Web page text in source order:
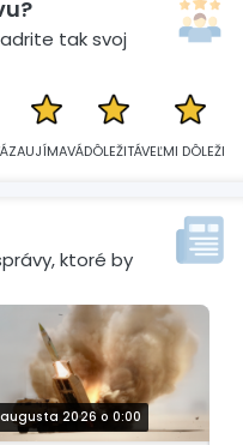
tak svoj
ZAUJÍMAVÁDÔLEŽITÁVEĽMI DÔLEŽITÁ
ktoré by
2026 o 0:00